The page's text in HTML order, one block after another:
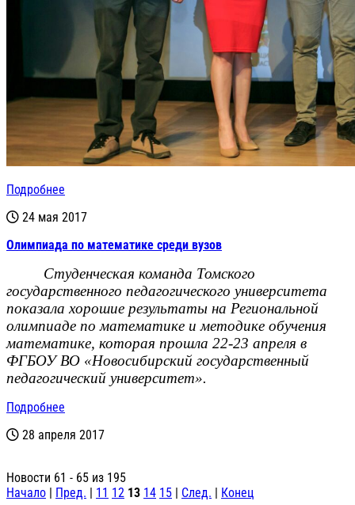
Подробнее
24 мая 2017
Олимпиада по математике среди вузов
Студенческая команда Томского
государственного педагогического университета
показала хорошие результаты на Региональной
олимпиаде по математике и методике обучения
математике, которая прошла 22-23 апреля в
ФГБОУ ВО «Новосибирский государственный
педагогический университет».
Подробнее
28 апреля 2017
Новости 61 - 65 из 195
Начало | Пред. | 11 12 13 14 15 | След. | Конец